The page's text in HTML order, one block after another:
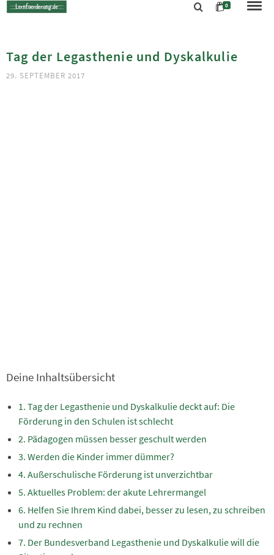
0
Tag der Legasthenie und Dyskalkulie
29. SEPTEMBER 2017
Deine Inhaltsübersicht
Tag der Legasthenie und Dyskalkulie deckt auf: Die
Förderung in den Schulen ist schlecht
Pädagogen müssen besser geschult werden
Werden die Kinder immer dümmer?
Außerschulische Förderung ist unverzichtbar
Aktuelles Problem: der akute Lehrermangel
Helfen Sie Ihrem Kind dabei, besser zu lesen, zu schreiben
und zu rechnen
Der Bundesverband Legasthenie und Dyskalkulie will die